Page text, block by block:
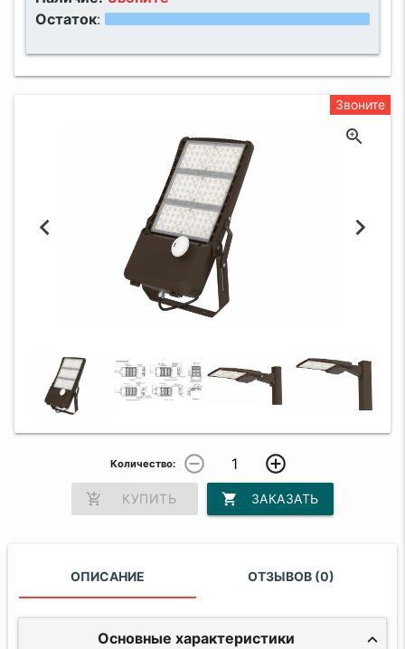
Остаток:
Звоните
Количество: remove_circle_outline add_circle_outline
add_shopping_cart КУПИТЬ shopping_cart ЗАКАЗАТЬ
ОПИСАНИЕ ОТЗЫВОВ (0)
Основные характеристики